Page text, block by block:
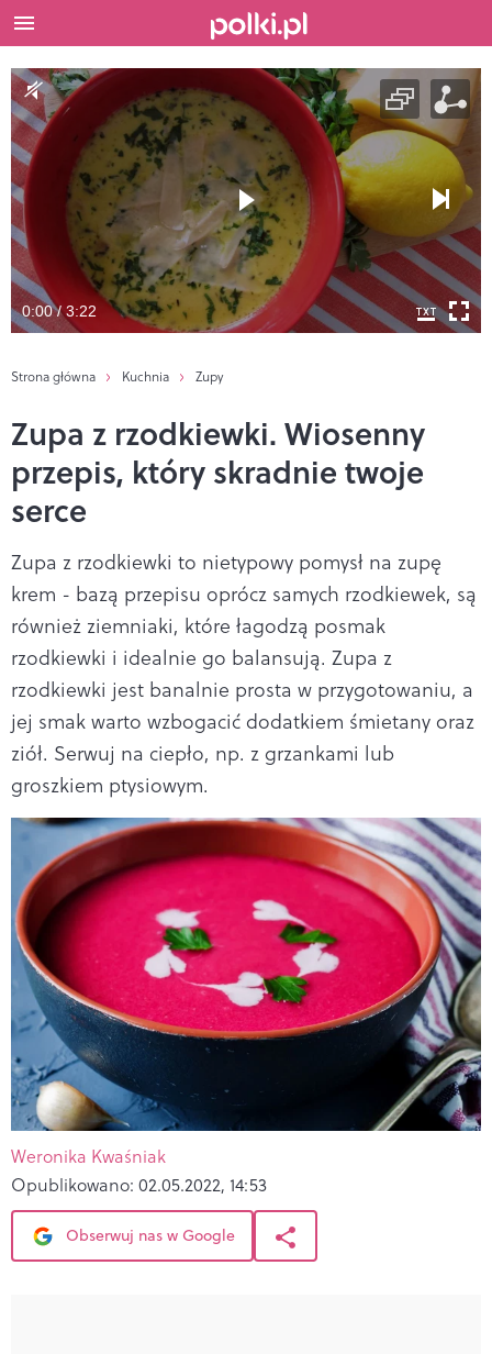
0:00 / 3:22
Strona główna Kuchnia Zupy
Zupa z rzodkiewki. Wiosenny
przepis, który skradnie twoje
serce
Zupa z rzodkiewki to nietypowy pomysł na zupę
krem - bazą przepisu oprócz samych rzodkiewek, są
również ziemniaki, które łagodzą posmak
rzodkiewki i idealnie go balansują. Zupa z
rzodkiewki jest banalnie prosta w przygotowaniu, a
jej smak warto wzbogacić dodatkiem śmietany oraz
ziół. Serwuj na ciepło, np. z grzankami lub
groszkiem ptysiowym.
Weronika Kwaśniak
Opublikowano: 02.05.2022, 14:53
Obserwuj nas w Google